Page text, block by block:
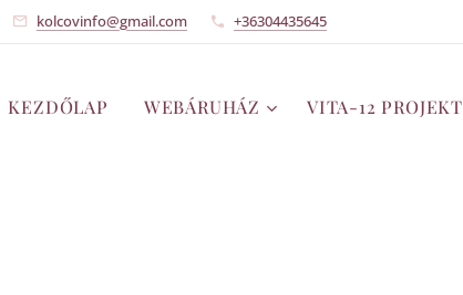
kolcovinfo@gmail.com +36304435645
KEZDŐLAP WEBÁRUHÁZ VITA-12 PROJEKT